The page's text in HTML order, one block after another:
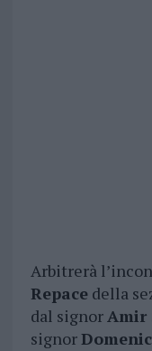
Arbitrerà
Repacedella
dal signorAmir
signor